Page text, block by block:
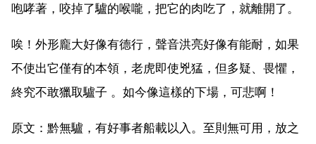
咆哮著，咬掉了驢的喉嚨，把它的肉吃了，就離開了。
唉！外形龐大好像有德行，聲音洪亮好像有能耐，如果
不使出它僅有的本領，老虎即使兇猛，但多疑、畏懼，
終究不敢獵取驢子 。如今像這樣的下場，可悲啊！
原文：黔無驢，有好事者船載以入。至則無可用，放之